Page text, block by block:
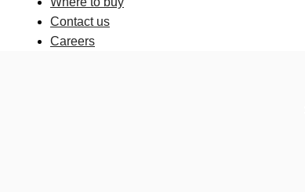
Contact us
Careers